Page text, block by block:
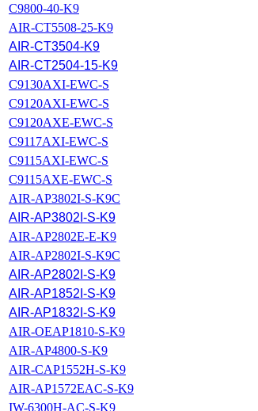
C9800-40-K9
AIR-CT5508-25-K9
AIR-CT3504-K9
AIR-CT2504-15-K9
C9130AXI-EWC-S
C9120AXI-EWC-S
C9120AXE-EWC-S
C9117AXI-EWC-S
C9115AXI-EWC-S
C9115AXE-EWC-S
AIR-AP3802I-S-K9C
AIR-AP3802I-S-K9
AIR-AP2802E-E-K9
AIR-AP2802I-S-K9C
AIR-AP2802I-S-K9
AIR-AP1852I-S-K9
AIR-AP1832I-S-K9
AIR-OEAP1810-S-K9
AIR-AP4800-S-K9
AIR-CAP1552H-S-K9
AIR-AP1572EAC-S-K9
IW-6300H-AC-S-K9